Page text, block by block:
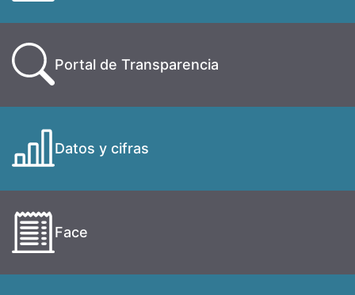
Portal de Transparencia
Datos y cifras
Face